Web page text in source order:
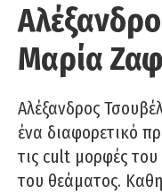
Μαρία
Αλέξανδρος
ένα διαφορετικό
τις cult μορφές
του θεάματος.